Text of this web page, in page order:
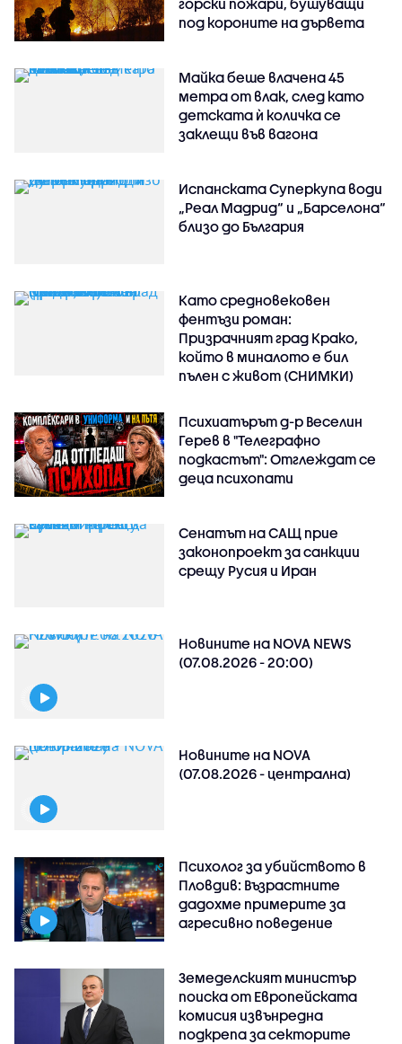
горски пожари, бушуващи
под короните на дървета
Майка беше влачена 45
метра от влак, след като
детската ѝ количка се
заклещи във вагона
Испанската Суперкупа води
„Реал Мадрид“ и „Барселона“
близо до България
Като средновековен
фентъзи роман:
Призрачният град Крако,
който в миналото е бил
пълен с живот (СНИМКИ)
Психиатърът д-р Веселин
Герев в "Телеграфно
подкастът": Отглеждат се
деца психопати
Сенатът на САЩ прие
законопроект за санкции
срещу Русия и Иран
Новините на NOVA NEWS
(07.08.2026 - 20:00)
Новините на NOVA
(07.08.2026 - централна)
Психолог за убийството в
Пловдив: Възрастните
дадохме примерите за
агресивно поведение
Земеделският министър
поиска от Европейската
комисия извънредна
подкрепа за секторите